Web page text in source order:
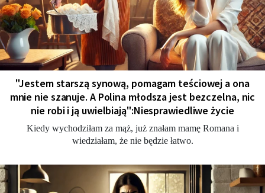
"Jestem starszą synową, pomagam teściowej a ona
mnie nie szanuje. A Polina młodsza jest bezczelna, nic
nie robi i ją uwielbiają":Niesprawiedliwe życie
Kiedy wychodziłam za mąż, już znałam mamę Romana i
wiedziałam, że nie będzie łatwo.